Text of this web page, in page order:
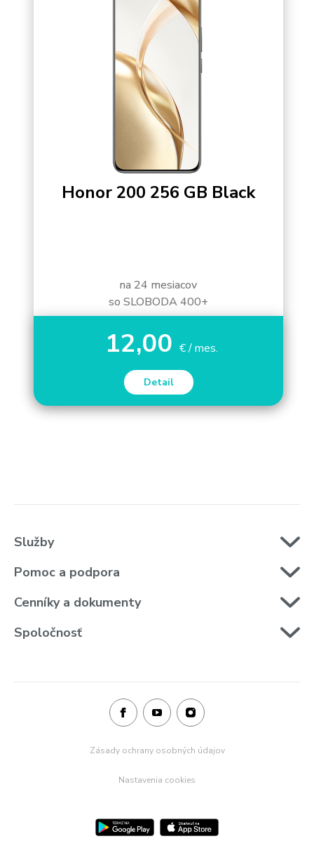
Honor 200 256 GB Black
na 24 mesiacov
so SLOBODA 400+
12,00 € / mes.
Detail
Služby
Pomoc a podpora
Cenníky a dokumenty
Spoločnosť
Zásady ochrany osobných údajov
Nastavenia cookies